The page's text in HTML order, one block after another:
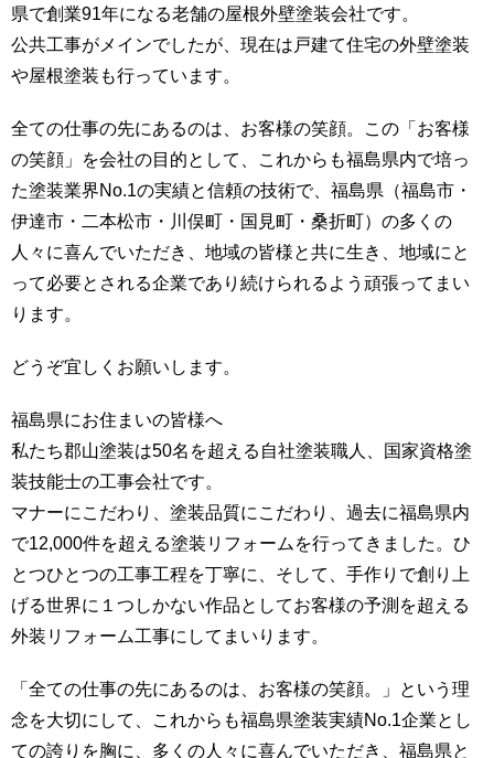
県で創業91年になる老舗の屋根外壁塗装会社です。
公共工事がメインでしたが、現在は戸建て住宅の外壁塗装
や屋根塗装も行っています。
全ての仕事の先にあるのは、お客様の笑顔。この「お客様
の笑顔」を会社の目的として、これからも福島県内で培っ
た塗装業界No.1の実績と信頼の技術で、福島県（福島市・
伊達市・二本松市・川俣町・国見町・桑折町）の多くの
人々に喜んでいただき、地域の皆様と共に生き、地域にと
って必要とされる企業であり続けられるよう頑張ってまい
ります。
どうぞ宜しくお願いします。
福島県にお住まいの皆様へ
私たち郡山塗装は50名を超える自社塗装職人、国家資格塗
装技能士の工事会社です。
マナーにこだわり、塗装品質にこだわり、過去に福島県内
で12,000件を超える塗装リフォームを行ってきました。ひ
とつひとつの工事工程を丁寧に、そして、手作りで創り上
げる世界に１つしかない作品としてお客様の予測を超える
外装リフォーム工事にしてまいります。
「全ての仕事の先にあるのは、お客様の笑顔。」という理
念を大切にして、これからも福島県塗装実績No.1企業とし
ての誇りを胸に、多くの人々に喜んでいただき、福島県と